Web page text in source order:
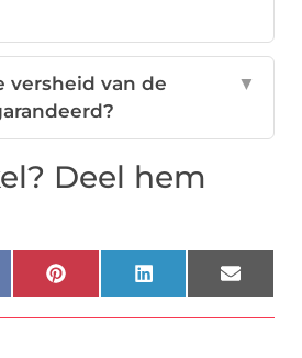
versheid van de
▼
Deel hem
PinterestLinkedInEmail